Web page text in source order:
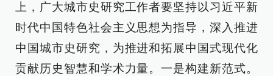
上，广大城市史研究工作者要坚持以习近平新
时代中国特色社会主义思想为指导，深入推进
中国城市史研究，为推进和拓展中国式现代化
贡献历史智慧和学术力量。一是构建新范式。